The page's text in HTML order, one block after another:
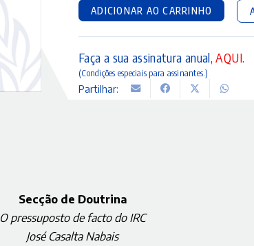
era:
12,50 €.
é:
11,25 €.
ADICIONAR AO CARRINHO
Faça a sua assinatura anual,AQUI.
(Condições especiais para assinantes.)
Partilhar:
Secção de Doutrina
O pressuposto de facto do IRC
José Casalta Nabais